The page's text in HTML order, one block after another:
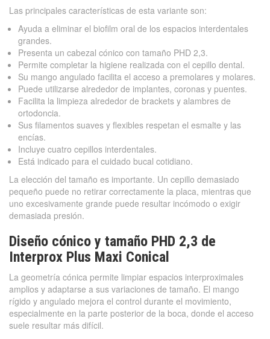
Las principales características de esta variante son:
Ayuda a eliminar el biofilm oral de los espacios interdentales
grandes.
Presenta un cabezal cónico con tamaño PHD 2,3.
Permite completar la higiene realizada con el cepillo dental.
Su mango angulado facilita el acceso a premolares y molares.
Puede utilizarse alrededor de implantes, coronas y puentes.
Facilita la limpieza alrededor de brackets y alambres de
ortodoncia.
Sus filamentos suaves y flexibles respetan el esmalte y las
encías.
Incluye cuatro cepillos interdentales.
Está indicado para el cuidado bucal cotidiano.
La elección del tamaño es importante. Un cepillo demasiado
pequeño puede no retirar correctamente la placa, mientras que
uno excesivamente grande puede resultar incómodo o exigir
demasiada presión.
Diseño cónico y tamaño PHD 2,3 de
Interprox Plus Maxi Conical
La geometría cónica permite limpiar espacios interproximales
amplios y adaptarse a sus variaciones de tamaño. El mango
rígido y angulado mejora el control durante el movimiento,
especialmente en la parte posterior de la boca, donde el acceso
suele resultar más difícil.